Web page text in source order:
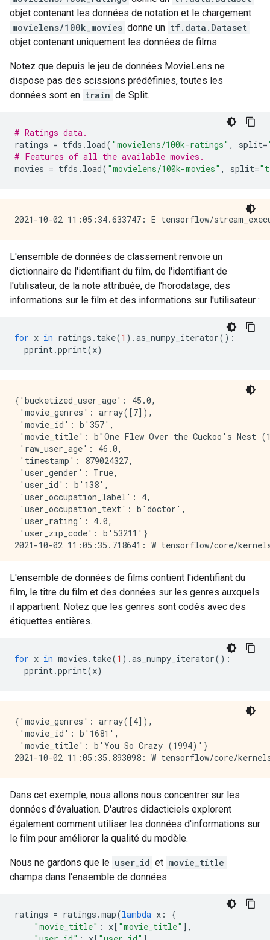
objet contenant les données de notation et le chargement
movielens/100k_movies donne un tf.data.Dataset
objet contenant uniquement les données de films.
Notez que depuis le jeu de données MovieLens ne
dispose pas des scissions prédéfinies, toutes les
données sont en train de Split.
# Ratings data.
ratings = tfds . load( "movielens/100k-ratings" , split=
# Features of all the available movies.
movies = tfds . load( "movielens/100k-movies" , split=
L'ensemble de données de classement renvoie un
dictionnaire de l'identifiant du film, de l'identifiant de
l'utilisateur, de la note attribuée, de l'horodatage, des
informations sur le film et des informations sur l'utilisateur :
for x in ratings . take(1 ).as_numpy_iterator():
pprint.pprint(x)
{'bucketized_user_age': 45.0,
'movie_genres': array([7]),
'movie_id': b'357',
'movie_title': b"One Flew Over the Cuckoo's Nest
'raw_user_age': 46.0,
'timestamp': 879024327,
'user_gender': True,
'user_id': b'138',
'user_occupation_label': 4,
'user_occupation_text': b'doctor',
'user_rating': 4.0,
'user_zip_code': b'53211'}
L'ensemble de données de films contient l'identifiant du
film, le titre du film et des données sur les genres auxquels
il appartient. Notez que les genres sont codés avec des
étiquettes entières.
for x in movies . take(1 ).as_numpy_iterator():
pprint.pprint(x)
{'movie_genres': array([4]),
'movie_id': b'1681',
'movie_title': b'You So Crazy (1994)'}
Dans cet exemple, nous allons nous concentrer sur les
données d'évaluation. D'autres didacticiels explorent
également comment utiliser les données d'informations sur
le film pour améliorer la qualité du modèle.
Nous ne gardons que le user_id et movie_title
champs dans l'ensemble de données.
ratings = ratings .map(lambda x :
{
"movie_title" : x[ "movie_title" ],